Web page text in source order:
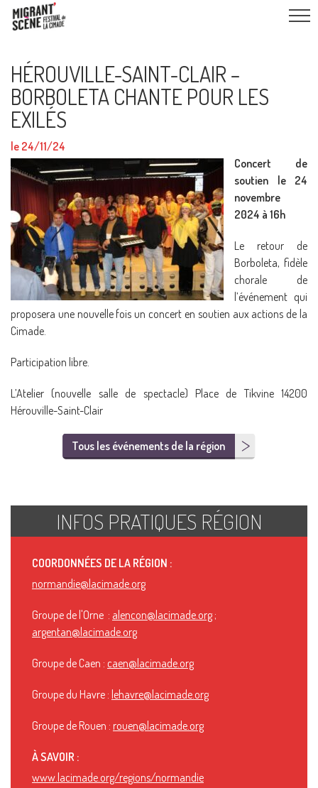
HÉROUVILLE-SAINT-CLAIR –
BORBOLETA CHANTE POUR LES
EXILÉS
le 24/11/24
Concert de
soutien le 24
novembre
2024 à 16h
Le retour de
Borboleta, fidèle
chorale de
l’événement qui
proposera une nouvelle fois un concert en soutien aux actions de la
Cimade.
Participation libre.
L’Atelier (nouvelle salle de spectacle) Place de Tikvine 14200
Hérouville-Saint-Clair
Tous les événements de la région
INFOS PRATIQUES RÉGION
COORDONNÉES DE LA RÉGION :
normandie@lacimade.org
Groupe de l'Orne : alencon@lacimade.org ;
argentan@lacimade.org
Groupe de Caen : caen@lacimade.org
Groupe du Havre : lehavre@lacimade.org
Groupe de Rouen : rouen@lacimade.org
À SAVOIR :
www.lacimade.org/regions/normandie